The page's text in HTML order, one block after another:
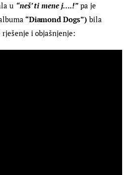
u “neš’ ti mene j….!” pa je
“Diamond Dogs”) bila
i objašnjenje: